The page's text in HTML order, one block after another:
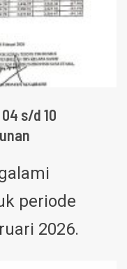
s/d 10
periode
2026.